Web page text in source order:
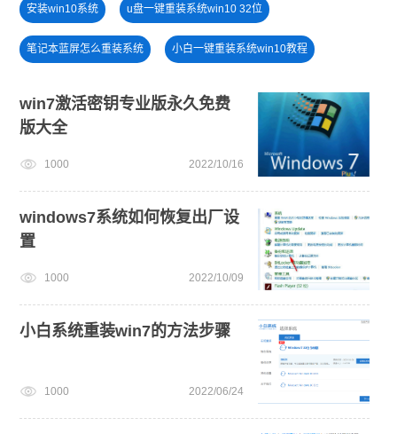
安装win10系统 u盘一键重装系统win10 32位
笔记本蓝屏怎么重装系统 小白一键重装系统win10教程
win11怎么退回win10 安装系统win7
win7系统安装教程
win7激活密钥专业版永久免费
版大全
1000 2022/10/16
windows7系统如何恢复出厂设
置
1000 2022/10/09
小白系统重装win7的方法步骤
1000 2022/06/24